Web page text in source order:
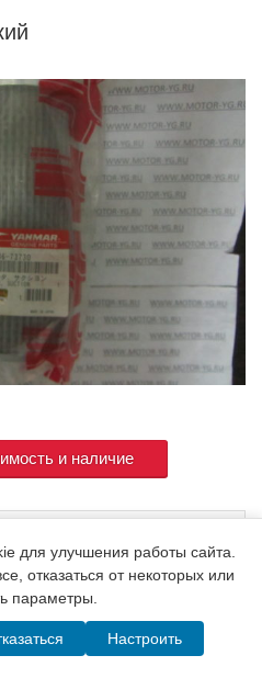
и наличие
Мотор-Юг
WhatsApp Позвонить
для улучшения работы сайта.
отказаться от некоторых или
параметры.
Настроить